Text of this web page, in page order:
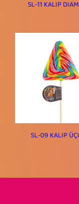
SL-11 KALIP
SL-09 KALIP